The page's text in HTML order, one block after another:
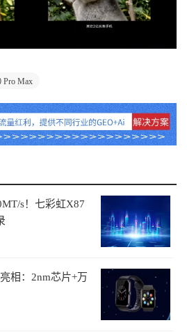
Pro Max
s！七彩虹X87
相：2nm芯片+万